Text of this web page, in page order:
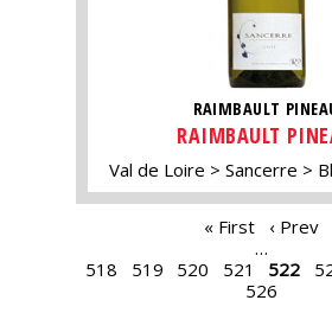
RAIMBAULT
RAIMBAULT
Val de Loire Sancerre
« First
‹ Prev
…
518
519 520 521 522
526